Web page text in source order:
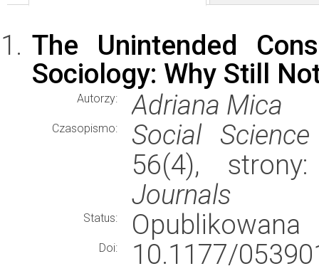
The Unintended
Sociology: Why Still
Autorzy: Adriana Mica
Czasopismo:
Social
56(4),
Journals
Status: Opublikowana
Doi:
10.1177/